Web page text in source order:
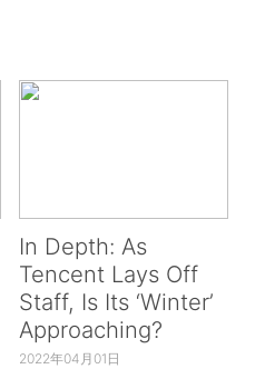
In Depth: As
Tencent Lays Off
Staff, Is Its ‘Winter’
Approaching?
2022年04月01日